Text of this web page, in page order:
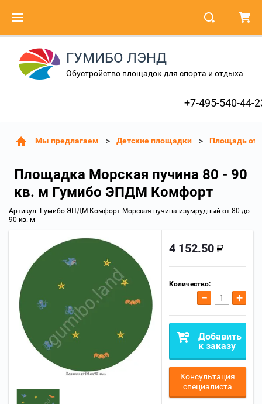
ГУМИБО ЛЭНД
Обустройство площадок для спорта и отдыха
+7-495-540-44-
Мы предлагаем Детские площадки Площадь от
Площадка Морская пучина 80 - 90
кв. м Гумибо ЭПДМ Комфорт
Артикул: Гумибо ЭПДМ Комфорт Морская пучина изумрудный от 80 до
90 кв. м
4 152.50
Количество:
− +
Добавить
к заказу
Консультация
специалиста